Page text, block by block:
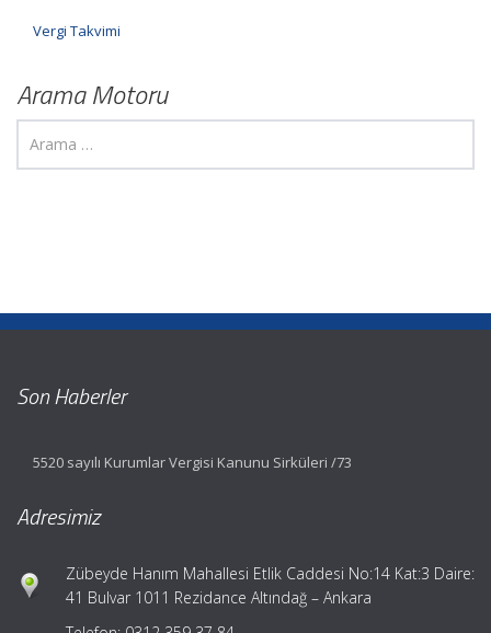
Vergi Takvimi
Arama Motoru
Son Haberler
5520 sayılı Kurumlar Vergisi Kanunu Sirküleri /73
Adresimiz
Zübeyde Hanım Mahallesi Etlik Caddesi No:14 Kat:3 Daire:
41 Bulvar 1011 Rezidance Altındağ – Ankara